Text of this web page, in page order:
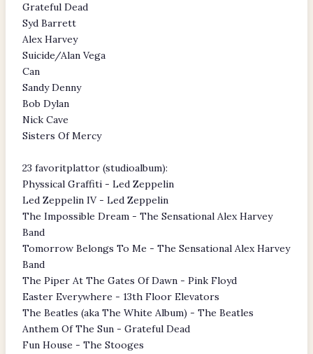
Grateful Dead
Syd Barrett
Alex Harvey
Suicide/Alan Vega
Can
Sandy Denny
Bob Dylan
Nick Cave
Sisters Of Mercy
23 favoritplattor (studioalbum):
Physsical Graffiti - Led Zeppelin
Led Zeppelin IV - Led Zeppelin
The Impossible Dream - The Sensational Alex Harvey
Band
Tomorrow Belongs To Me - The Sensational Alex Harvey
Band
The Piper At The Gates Of Dawn - Pink Floyd
Easter Everywhere - 13th Floor Elevators
The Beatles (aka The White Album) - The Beatles
Anthem Of The Sun - Grateful Dead
Fun House - The Stooges